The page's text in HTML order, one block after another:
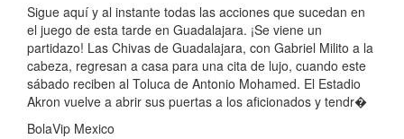
Sigue aquí y al instante todas las acciones que sucedan en
el juego de esta tarde en Guadalajara. ¡Se viene un
partidazo! Las Chivas de Guadalajara, con Gabriel Milito a la
cabeza, regresan a casa para una cita de lujo, cuando este
sábado reciben al Toluca de Antonio Mohamed. El Estadio
Akron vuelve a abrir sus puertas a los aficionados y tendr�
BolaVip Mexico